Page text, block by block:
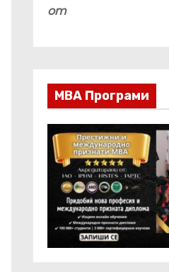
om
МВА Програми